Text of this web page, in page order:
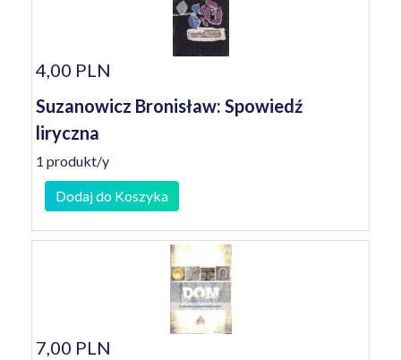
4,00 PLN
Suzanowicz Bronisław: Spowiedź
liryczna
1 produkt/y
Dodaj do Koszyka
7,00 PLN